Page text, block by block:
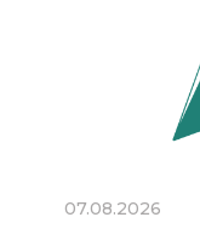
07.08.2026